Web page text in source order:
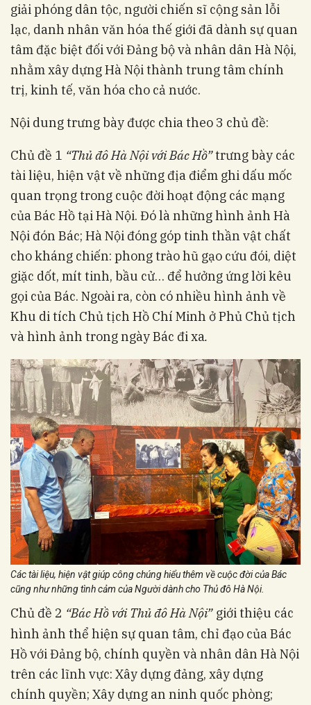
giải phóng dân tộc, người chiến sĩ cộng sản lỗi
lạc, danh nhân văn hóa thế giới đã dành sự quan
tâm đặc biệt đối với Đảng bộ và nhân dân Hà Nội,
nhằm xây dựng Hà Nội thành trung tâm chính
trị, kinh tế, văn hóa cho cả nước.
Nội dung trưng bày được chia theo 3 chủ đề:
Chủ đề 1 “Thủ đô Hà Nội với Bác Hồ”trưng bày các
tài liệu, hiện vật về những địa điểm ghi dấu mốc
quan trọng trong cuộc đời hoạt động các mạng
của Bác Hồ tại Hà Nội. Đó là những hình ảnh Hà
Nội đón Bác; Hà Nội đóng góp tinh thần vật chất
cho kháng chiến: phong trào hũ gạo cứu đói, diệt
giặc dốt, mít tinh, bầu cử… để hưởng ứng lời kêu
gọi của Bác. Ngoài ra, còn có nhiều hình ảnh về
Khu di tích Chủ tịch Hồ Chí Minh ở Phủ Chủ tịch
và hình ảnh trong ngày Bác đi xa.
Các tài liệu, hiện vật giúp công chúng hiểu thêm về cuộc đời của Bác
cũng như những tình cảm của Người dành cho Thủ đô Hà Nội.
Chủ đề 2 “Bác Hồ với Thủ đô Hà Nội” giới thiệu các
hình ảnh thể hiện sự quan tâm, chỉ đạo của Bác
Hồ với Đảng bộ, chính quyền và nhân dân Hà Nội
trên các lĩnh vực: Xây dựng đảng, xây dựng
chính quyền; Xây dựng an ninh quốc phòng;